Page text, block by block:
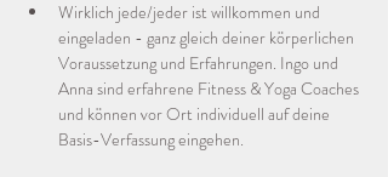
Wirklich jede/jeder ist willkommen und
eingeladen - ganz gleich deiner körperlichen
Voraussetzung und Erfahrungen. Ingo und
Anna sind erfahrene Fitness & Yoga Coaches
und können vor Ort individuell auf deine
Basis-Verfassung eingehen.